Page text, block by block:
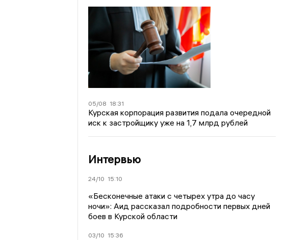
05/08 18:31
Курская корпорация развития подала очередной
иск к застройщику уже на 1,7 млрд рублей
Интервью
24/10 15:10
«Бесконечные атаки с четырех утра до часу
ночи»: Аид рассказал подробности первых дней
боев в Курской области
03/10 15:36